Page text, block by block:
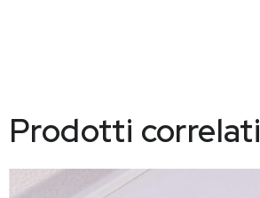
Prodotti correlati